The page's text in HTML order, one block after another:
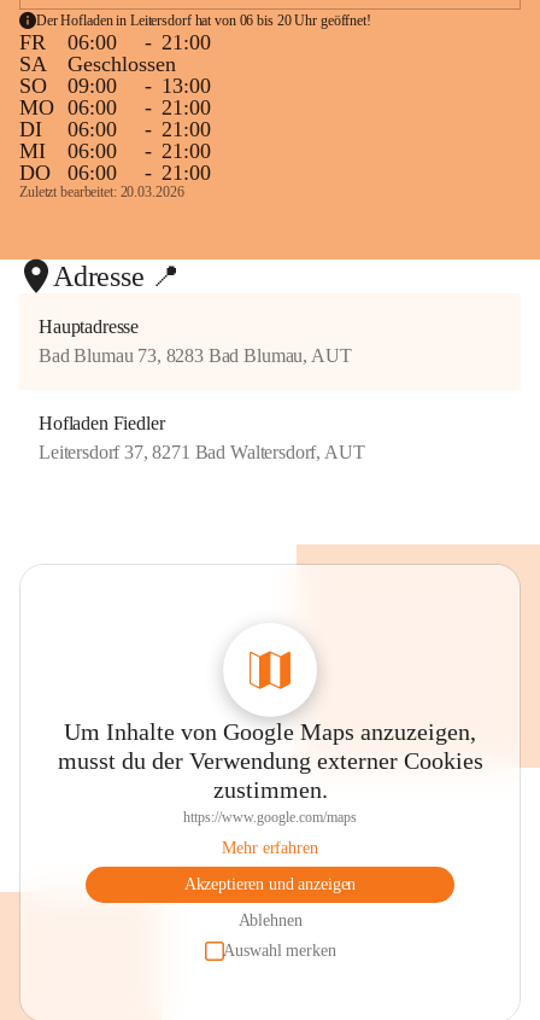
l
Wir freuen uns schon jetzt auf viele gemütliche Stunden, nette
Gespräche und schöne gemeinsame Momente mit euch.
Danke, dass ihr heute Teil unseres Herzensprojekts wart. Wir freuen
uns auf ein baldiges Wiedersehen in der Dorfschenke Heurigen Fiedler!
❤️🥂🌿
Der Hofladen in Leitersdorf hat von 06 bis 20 Uhr geöffnet!
FR 06:00 - 21:00
SA
Geschlossen
SO
09:00 - 13:00
MO 06:00 - 21:00
DI
06:00 - 21:00
MI
06:00 - 21:00
DO
06:00 - 21:00
Zuletzt bearbeitet: 20.03.2026
Adresse 📍
Hauptadresse
Bad Blumau 73, 8283 Bad Blumau, AUT
Hofladen Fiedler
Leitersdorf 37, 8271 Bad Waltersdorf, AUT
Um Inhalte von Google Maps anzuzeigen,
musst du der Verwendung externer Cookies
zustimmen.
https://www.google.com/maps
Mehr erfahren
Akzeptieren und anzeigen
Ablehnen
Auswahl merken